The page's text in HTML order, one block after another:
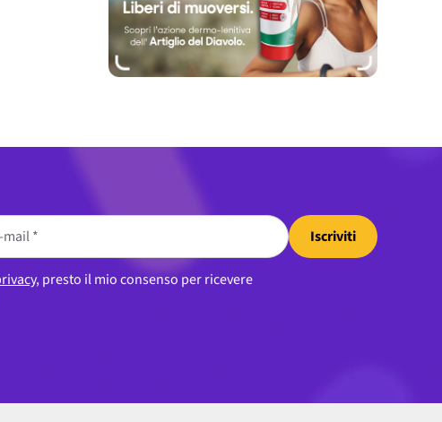
Iscriviti
, presto il mio consenso per ricevere